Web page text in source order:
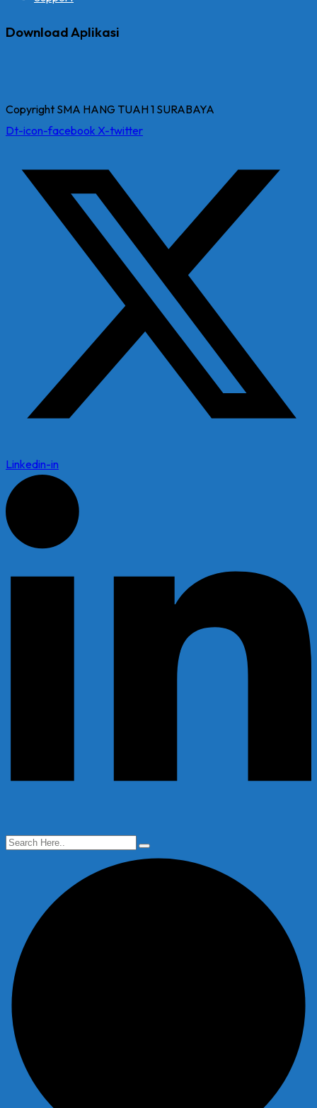
Download Aplikasi
Copyright SMA HANG TUAH 1 SURABAYA
Dt-icon-facebook X-twitter
Linkedin-in